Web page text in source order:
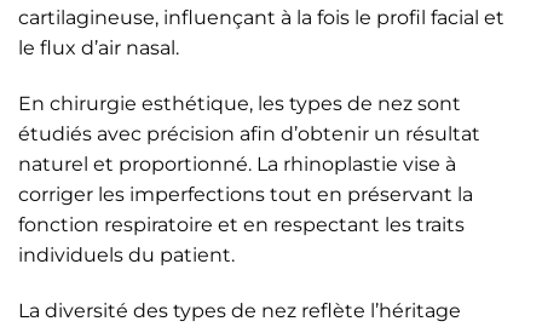
cartilagineuse, influençant à la fois le profil facial et
le flux d’air nasal.
En chirurgie esthétique, les types de nez sont
étudiés avec précision afin d’obtenir un résultat
naturel et proportionné. La rhinoplastie vise à
corriger les imperfections tout en préservant la
fonction respiratoire et en respectant les traits
individuels du patient.
La diversité des types de nez reflète l’héritage